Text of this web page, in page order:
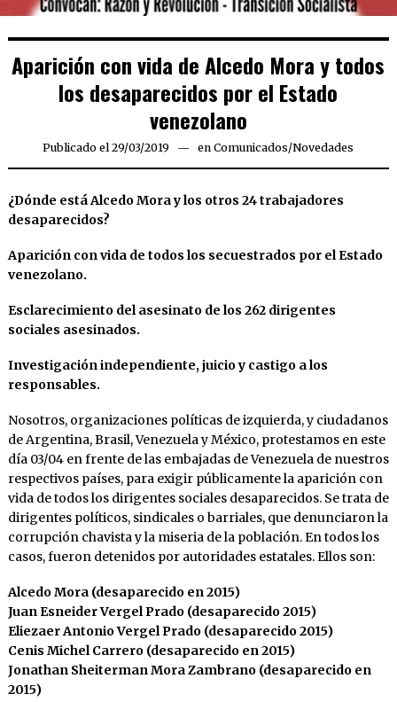
Aparición con vida de Alcedo Mora y todos
los desaparecidos por el Estado
venezolano
Publicado el 29/03/2019 29/03/2019
en Comunicados/Novedades
¿Dónde está Alcedo Mora y los otros 24 trabajadores
desaparecidos?
Aparición con vida de todos los secuestrados por el Estado
venezolano.
Esclarecimiento del asesinato de los 262 dirigentes
sociales asesinados.
Investigación independiente, juicio y castigo a los
responsables.
Nosotros, organizaciones políticas de izquierda, y ciudadanos
de Argentina, Brasil, Venezuela y México, protestamos en este
día 03/04 en frente de las embajadas de Venezuela de nuestros
respectivos países, para exigir públicamente la aparición con
vida de todos los dirigentes sociales desaparecidos. Se trata de
dirigentes políticos, sindicales o barriales, que denunciaron la
corrupción chavista y la miseria de la población. En todos los
casos, fueron detenidos por autoridades estatales. Ellos son:
Alcedo Mora (desaparecido en 2015)
Juan Esneider Vergel Prado (desaparecido 2015)
Eliezaer Antonio Vergel Prado (desaparecido 2015)
Cenis Michel Carrero (desaparecido en 2015)
Jonathan Sheiterman Mora Zambrano (desaparecido en
2015)